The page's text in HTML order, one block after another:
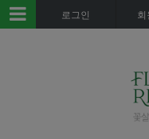
로그인 회